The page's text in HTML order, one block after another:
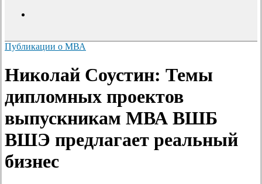
Публикации о МВА
Николай Соустин: Темы
дипломных проектов
выпускникам МВА ВШБ
ВШЭ предлагает реальный
бизнес